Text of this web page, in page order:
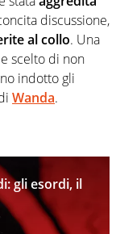
discussione,
al collo. Una
scelto di non
indotto gli
Wanda.
gli esordi, il